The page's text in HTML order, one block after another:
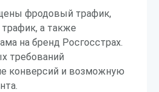
фродовый трафик,
а также
на бренд Росгосстрах.
требований
конверсий и возможную